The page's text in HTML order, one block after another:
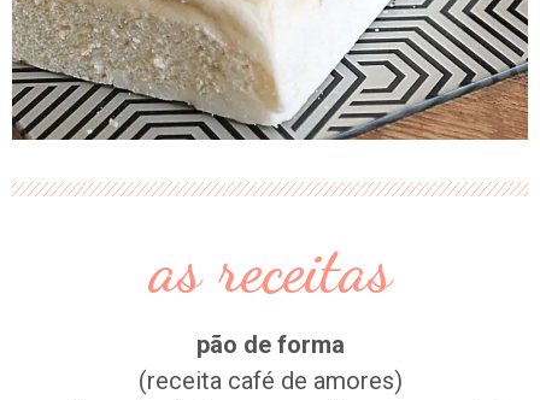
as receitas
pão de forma
(receita café de amores)